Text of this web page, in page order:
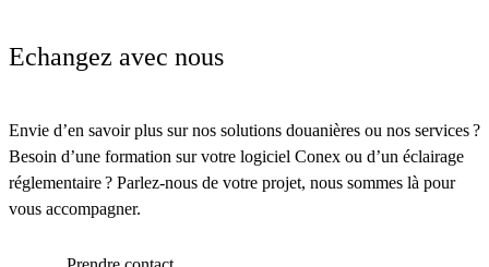
Echangez avec nous
Envie d’en savoir plus sur nos solutions douanières ou nos services ?
Besoin d’une formation sur votre logiciel Conex ou d’un éclairage
réglementaire ? Parlez-nous de votre projet, nous sommes là pour
vous accompagner.